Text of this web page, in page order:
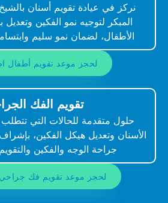
نركز في عيادة تقويم أسنان
المبكر لتوجيه نمو الفكين وتعديل
الأطفال، لضمان نمو سليم
لحجز موعد تقويم أطفال
تقويم الفك
حلول متقدمة للحالات التي
الأسنان وتعديل هيكل الفكين،
جراحة الوجه والفكين
لحجز موعد تقويم فك